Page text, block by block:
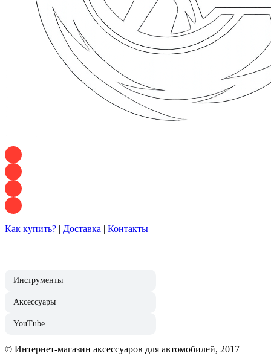
Как купить? | Доставка | Контакты
Инструменты
Аксессуары
YouTube
© Интернет-магазин аксессуаров для автомобилей, 2017